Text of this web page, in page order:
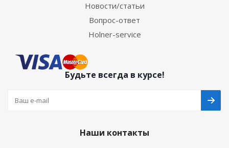
Новости/статьи
Вопрос-ответ
Holner-service
Будьте всегда в курсе!
Наши контакты